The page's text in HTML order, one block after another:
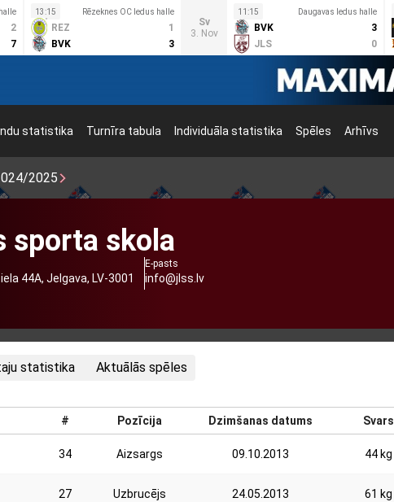
2
7
13:15 Rēzeknes OC ledus halle
REZ
1
BVK
3
Sv
3. Nov
11:15 Daugavas ledus halle
BVK
3
JLS
0
statistika Turnīra tabula Individuāla statistika Spēles Arhīvs
2025
sporta skola
44A, Jelgava, LV-3001
E-pasts
info@jlss.lv
statistika Aktuālās spēles
# Pozīcija Dzimšanas datums Svars
34 Aizsargs 09.10.2013 44 kg
27 Uzbrucējs 24.05.2013 61 kg